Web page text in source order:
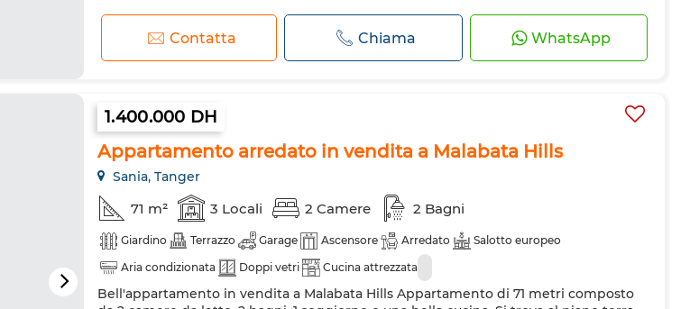
Contatta Chiama WhatsApp
1.400.000 DH
Appartamento arredato in vendita a Malabata Hills
Sania, Tanger
71 m² 3 Locali 2 Camere 2 Bagni
Giardino Terrazzo Garage Ascensore Arredato
Salotto europeo
Aria condizionata
Doppi vetri Cucina attrezzata
Bell'appartamento in vendita a Malabata Hills Appartamento di 71 metri composto